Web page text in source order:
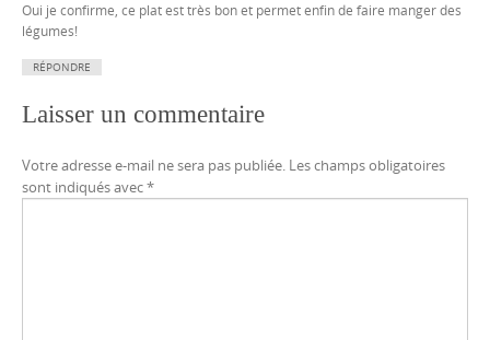
Oui je confirme, ce plat est très bon et permet enfin de faire manger des
légumes!
RÉPONDRE
Laisser un commentaire
Votre adresse e-mail ne sera pas publiée. Les champs obligatoires
sont indiqués avec*